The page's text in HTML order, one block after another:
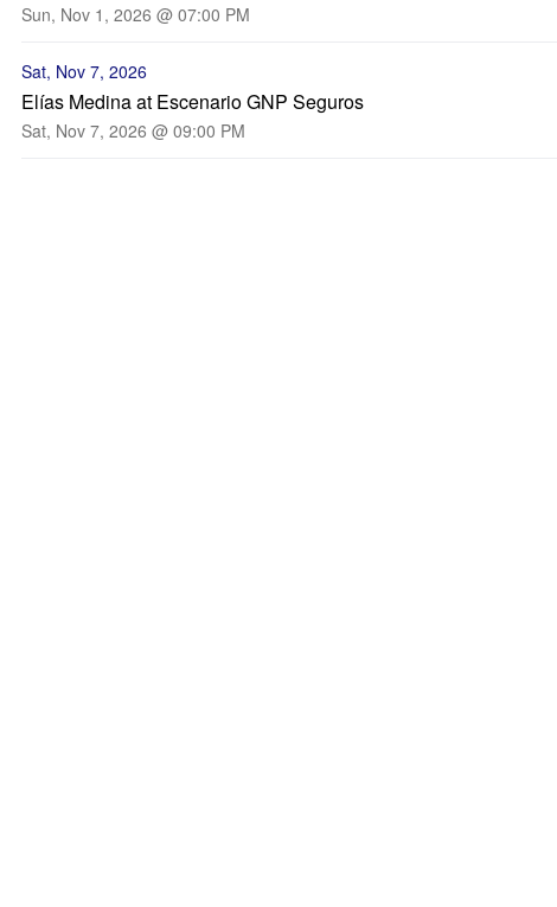
Sun, Nov 1, 2026 @ 07:00 PM
Sat, Nov 7, 2026
Elías Medina at Escenario GNP Seguros
Sat, Nov 7, 2026 @ 09:00 PM